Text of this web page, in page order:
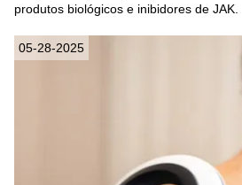
produtos biológicos e inibidores de JAK.
05-28-2025